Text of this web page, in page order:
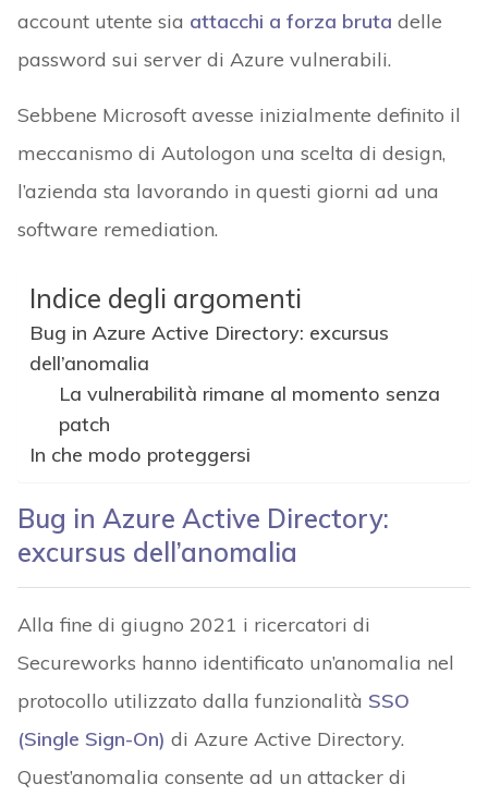
account utente sia attacchi a forza bruta delle
password sui server di Azure vulnerabili.
Sebbene Microsoft avesse inizialmente definito il
meccanismo di Autologon una scelta di design,
l’azienda sta lavorando in questi giorni ad una
software remediation.
Indice degli argomenti
Bug in Azure Active Directory: excursus
dell’anomalia
La vulnerabilità rimane al momento senza
patch
In che modo proteggersi
Bug in Azure Active Directory:
excursus dell’anomalia
Alla fine di giugno 2021 i ricercatori di
Secureworks hanno identificato un’anomalia nel
protocollo utilizzato dalla funzionalità SSO
(Single Sign-On) di Azure Active Directory.
Quest’anomalia consente ad un attacker di